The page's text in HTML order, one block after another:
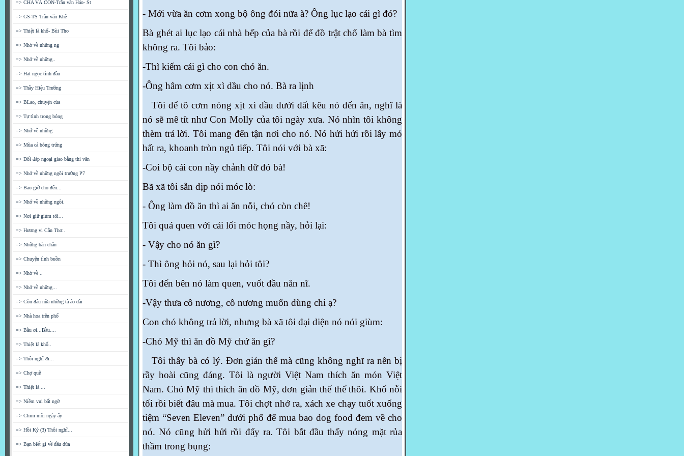
=> CHA VÀ CON-Trần văn Hảo- St
=> GS-TS Trần văn Khê
=> Thiệt là khổ- Bùi Tho
=> Nhớ về những ng
=> Nhớ về những..
=> Hạt ngọc tình đầu
=> Thầy Hiệu Trưởng
=> BLao, chuyện của
=> Tự tình trong bóng
=> Nhớ về những
=> Mùa cá bóng trứng
=> Đối đáp ngoại giao bằng thi văn
=> Nhớ về những ngôi trường P7
=> Bao giờ cho đến...
=> Nhớ về những ngôi.
=> Nơi giữ giùm tôi...
=> Hương vị Cần Thơ..
=> Những bàn chân
=> Chuyện tình buồn
=> Nhớ về ..
=> Nhớ về những...
=> Còn đâu nữa những tà áo dài
=> Nhà hoa trên phố
=> Bầu ơi...Bầu....
=> Thiệt là khổ..
=> Thôi nghĩ đi...
=> Chợ quê
=> Thiệt là ...
=> Niềm vui bất ngờ
=> Chim mồi ngày ấy
=> Hồi Ký (3) Thôi nghĩ...
=> Bạn biết gì về dầu dừa
- Mới vừa ăn cơm xong bộ ông đói nữa à? Ông lục lạo cái gì đó?
Bà ghét ai lục lạo cái nhà bếp của bà rồi để đồ trật chổ làm bà tìm
không ra. Tôi bảo:
-Thì kiếm cái gì cho con chó ăn.
-Ông hâm cơm xịt xì dầu cho nó. Bà ra lịnh
Tôi để tô cơm nóng xịt xì dầu dưới đất kêu nó đến ăn, nghĩ là
nó sẽ mê tít như Con Molly của tôi ngày xưa. Nó nhìn tôi không
thèm trả lời. Tôi mang đến tận nơi cho nó. Nó hửi hửi rồi lấy mỏ
hất ra, khoanh tròn ngủ tiếp. Tôi nói với bà xã:
-Coi bộ cái con nầy chảnh dữ đó bà!
Bã xã tôi sẵn dịp nói móc lò:
- Ông làm đồ ăn thì ai ăn nỗi, chó còn chê!
Tôi quá quen với cái lối móc họng nầy, hỏi lại:
- Vậy cho nó ăn gì?
- Thì ông hỏi nó, sau lại hỏi tôi?
Tôi đến bên nó làm quen, vuốt đầu năn nĩ.
-Vậy thưa cô nương, cô nương muốn dùng chi ạ?
Con chó không trả lời, nhưng bà xã tôi đại diện nó nói giùm:
-Chó Mỹ thì ăn đồ Mỹ chứ ăn gì?
Tôi thấy bà có lý. Đơn giản thế mà cũng không nghĩ ra nên bị
rầy hoài cũng đáng. Tôi là người Việt Nam thích ăn món Việt
Nam. Chó Mỹ thì thích ăn đồ Mỹ, đơn giản thế thế thôi. Khổ nỗi
tối rồi biết đâu mà mua. Tôi chợt nhớ ra, xách xe chạy tuốt xuống
tiệm “Seven Eleven” dưới phố để mua bao dog food đem về cho
nó. Nó cũng hửi hửi rồi đẩy ra. Tôi bắt đầu thấy nóng mặt rủa
thầm trong bụng: